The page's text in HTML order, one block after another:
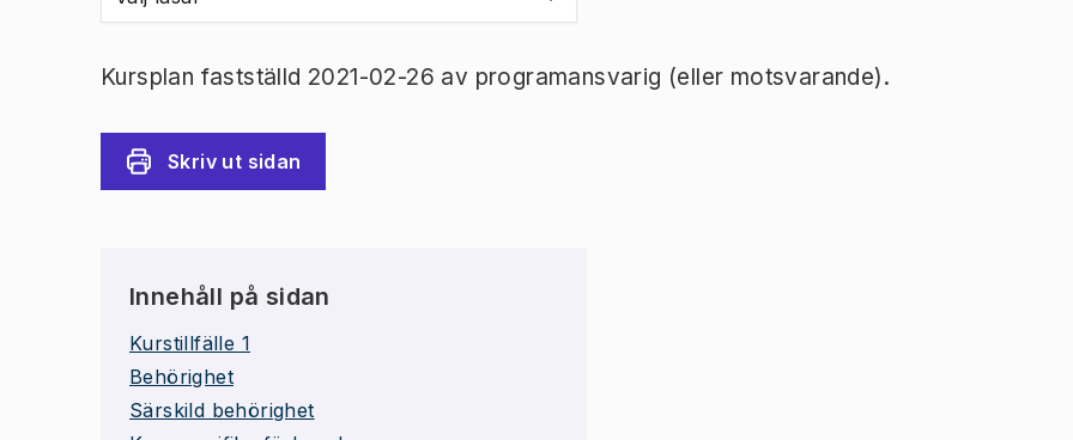
Kursplan fastställd 2021-02-26 av programansvarig (eller motsvarande).
Skriv ut sidan
Innehåll på sidan
Kurstillfälle 1
Behörighet
Särskild behörighet